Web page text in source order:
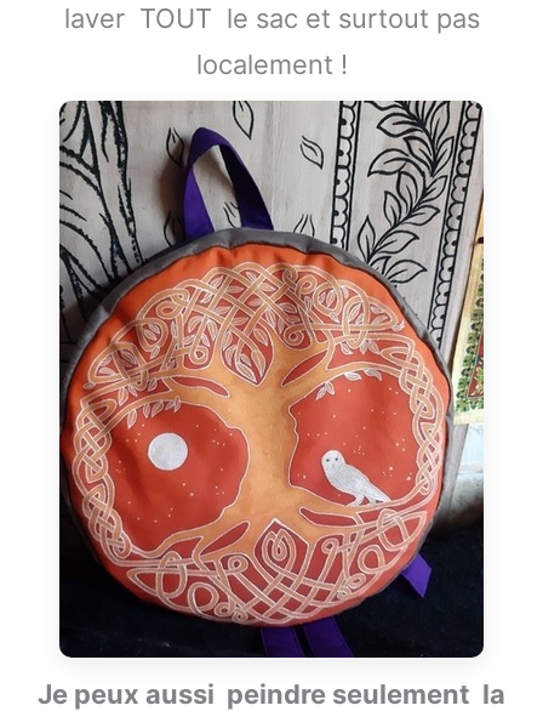
laver TOUT le sac et surtout pas
localement !
Je peux aussi peindre seulement la